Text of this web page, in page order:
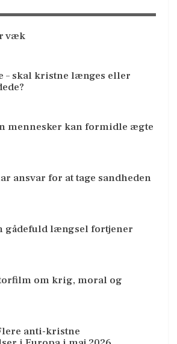
væk
– skal kristne længes eller
mennesker kan formidle ægte
ansvar for at tage sandheden
gådefuld længsel fortjener
om krig, moral og
anti-kristne